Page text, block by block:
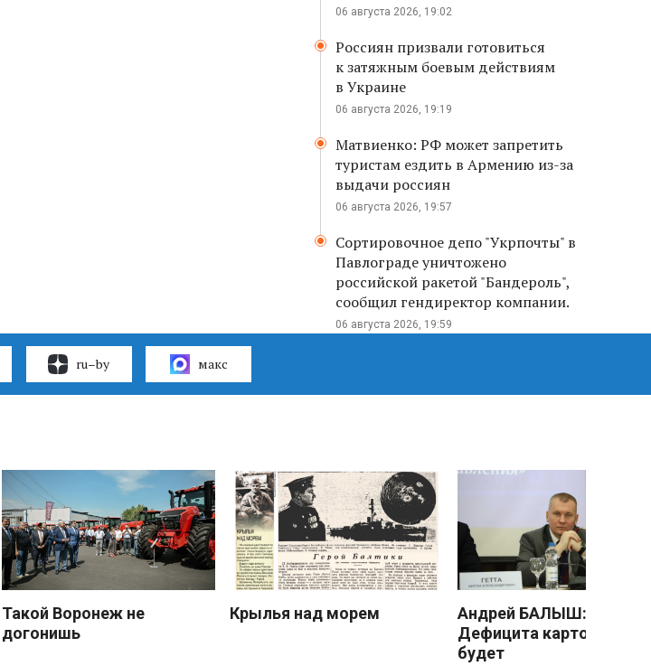
06 августа 2026, 19:02
Россиян призвали готовиться
к затяжным боевым действиям
в Украине
06 августа 2026, 19:19
Матвиенко: РФ может запретить
туристам ездить в Армению из-за
выдачи россиян
06 августа 2026, 19:57
Сортировочное депо "Укрпочты" в
Павлограде уничтожено
российской ракетой "Бандероль",
сообщил гендиректор компании.
06 августа 2026, 19:59
ru–by макс
Такой Воронеж не
догонишь
Крылья над морем
Андрей БАЛЫШ:
Дефицита картофеля не
будет